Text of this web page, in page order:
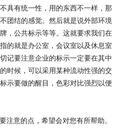
具有统一性，用的东西不一样，那
团结的感觉。然后就是说外部环境
，公共标示等等。这就要求我们在
的就是办公室，会议室以及休息室
记要注意企业的标示一定要在其中
时候，可以采用某种流动性强的交
示要做的醒目，色彩对比强烈以便
意的点，希望会对您有所帮助。